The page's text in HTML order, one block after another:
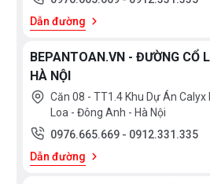
Dẫn đường
BEPANTOAN.VN - ĐƯỜNG CỔ
HÀ NỘI
Căn 08 - TT1.4 Khu Dự Án
Loa - Đông Anh - Hà Nội
0976.665.669 - 0912.331.335
Dẫn đường